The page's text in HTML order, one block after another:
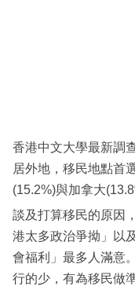
區
香港中文大學最新調
居外地，移民地點首
(15.2%)與加拿大
談及打算移民的原因
港太多政治爭拗」以
會福利」最多人滿意
行的少，有為移民做